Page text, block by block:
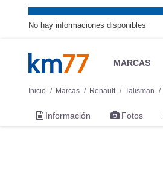
MARCAS
Inicio Marcas Renault Talisman
Información Fotos
No hay informaciones disponibles